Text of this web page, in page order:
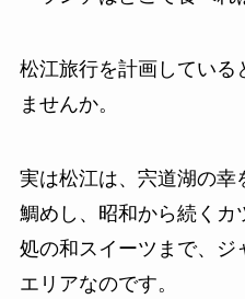
松江旅行を計画している
ませんか。
実は松江は、宍道湖の幸
鯛めし、昭和から続くカ
処の和スイーツまで、ジ
エリアなのです。